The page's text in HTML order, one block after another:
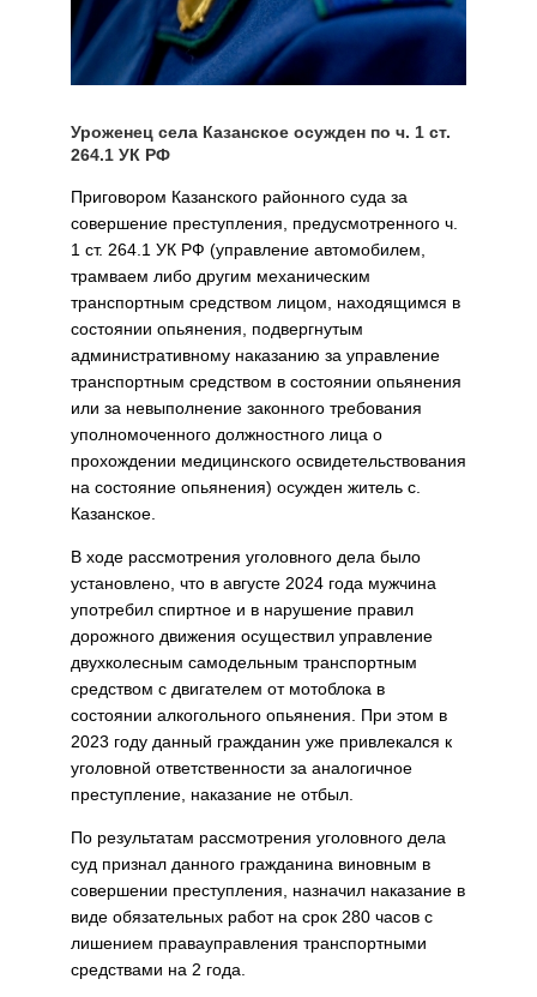
Уроженец села Казанское осужден по ч. 1 ст.
264.1 УК РФ
Приговором Казанского районного суда за
совершение преступления, предусмотренного ч.
1 ст. 264.1 УК РФ (управление автомобилем,
трамваем либо другим механическим
транспортным средством лицом, находящимся в
состоянии опьянения, подвергнутым
административному наказанию за управление
транспортным средством в состоянии опьянения
или за невыполнение законного требования
уполномоченного должностного лица о
прохождении медицинского освидетельствования
на состояние опьянения) осужден житель с.
Казанское.
В ходе рассмотрения уголовного дела было
установлено, что в августе 2024 года мужчина
употребил спиртное и в нарушение правил
дорожного движения осуществил управление
двухколесным самодельным транспортным
средством с двигателем от мотоблока в
состоянии алкогольного опьянения. При этом в
2023 году данный гражданин уже привлекался к
уголовной ответственности за аналогичное
преступление, наказание не отбыл.
По результатам рассмотрения уголовного дела
суд признал данного гражданина виновным в
совершении преступления, назначил наказание в
виде обязательных работ на срок 280 часов с
лишением правауправления транспортными
средствами на 2 года.